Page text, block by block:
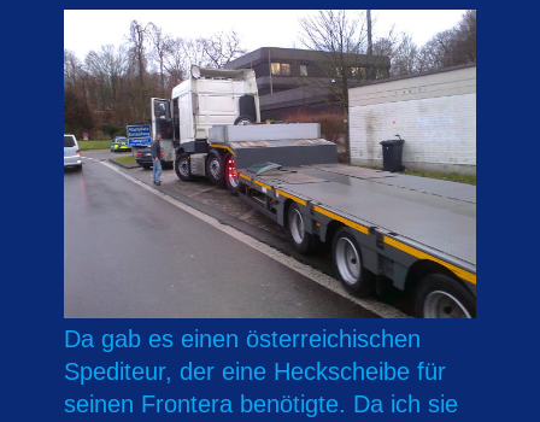
Da gab es einen österreichischen
Spediteur, der eine Heckscheibe für
seinen Frontera benötigte. Da ich sie